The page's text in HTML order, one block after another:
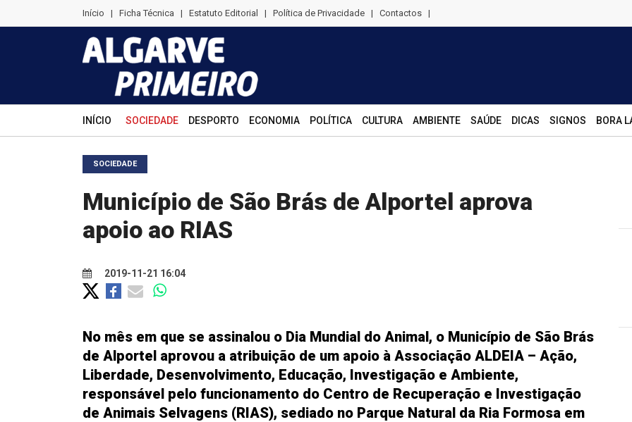
Início | Ficha Técnica | Estatuto Editorial | Política de Privacidade | Contactos |
INÍCIO SOCIEDADE DESPORTO ECONOMIA POLÍTICA CULTURA AMBIENTE SAÚDE DICAS SIGNOS BORA
SOCIEDADE
Município de São Brás de Alportel aprova
apoio ao RIAS
2019-11-21 16:04
No mês em que se assinalou o Dia Mundial do Animal, o Município de São Brás
de Alportel aprovou a atribuição de um apoio à Associação ALDEIA – Ação,
Liberdade, Desenvolvimento, Educação, Investigação e Ambiente,
responsável pelo funcionamento do Centro de Recuperação e Investigação
de Animais Selvagens (RIAS), sediado no Parque Natural da Ria Formosa em